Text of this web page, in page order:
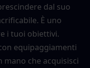
dal suo
È uno
i tuoi obiettivi.
equipaggiamenti
mano che acquisisci